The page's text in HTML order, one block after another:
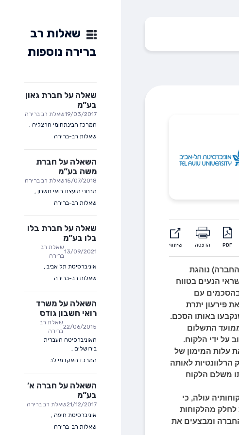
PDF הדפסה שיתוף
החברה) נוהגת
הנעים בטווח
עם
את פירעון יתרת
באותו הסכם.
התשלום
על ידי הלקוח.
עלות המימון של
הרלוונטיות לאותה
משלם הלקוח
עולה, כי
לחלק מהלקוחות
ומבצעים את
שאלות רב
ברירה נוספות
שאלה על חברת גאון
בע”מ
19/03/2017שאלת רב ברירה
המרכז הבינתחומי הרצליה ,
שאלות רב-ברירה
השאלה על חברת
משה בע”מ
15/07/2018שאלת רב ברירה
מבחני מועצת רואי חשבון ,
שאלות רב-ברירה
שאלה על חברת בלו
בלו בע”מ
13/09/2021
שאלת רב
ברירה
אוניברסיטת תל אביב ,
שאלות רב-ברירה
השאלה על משרד
רואי חשבון גודס
22/06/2015
שאלת רב
ברירה
האוניברסיטה העברית
בירושלים ,
המרכז האקדמי לב
השאלה על חברה א’
בע”מ
21/12/2017שאלת רב ברירה
אוניברסיטת חיפה ,
שאלות רב-ברירה